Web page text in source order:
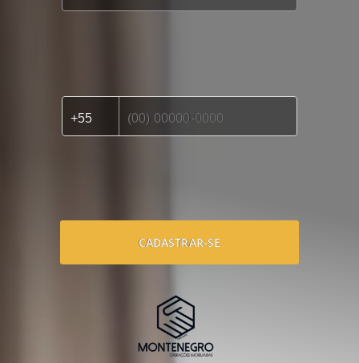
CADASTRAR-SE